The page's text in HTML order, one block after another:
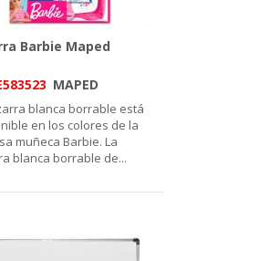
Barbie Maped
MAPED
blanca borrable está
en los colores de la
muñeca Barbie. La
blanca borrable de...